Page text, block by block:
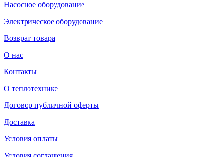
Насосное оборудование
Электрическое оборудование
Возврат товара
О нас
Контакты
О теплотехнике
Договор публичной оферты
Доставка
Условия оплаты